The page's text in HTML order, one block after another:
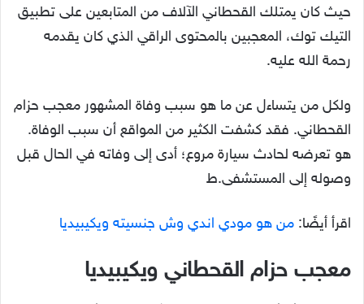
حيث كان يمتلك القحطاني الآلاف من المتابعين على تطبيق
التيك توك، المعجبين بالمحتوى الراقي الذي كان يقدمه
رحمة الله عليه.
ولكل من يتساءل عن ما هو سبب وفاة المشهور معجب حزام
القحطاني. فقد كشفت الكثير من المواقع أن سبب الوفاة.
هو تعرضه لحادث سيارة مروع؛ أدى إلى وفاته في الحال قبل
وصوله إلى المستشفى.ط
اقرأ أيضًا: من هو مودي اندي وش جنسيته ويكيبيديا
معجب حزام القحطاني ويكيبيديا